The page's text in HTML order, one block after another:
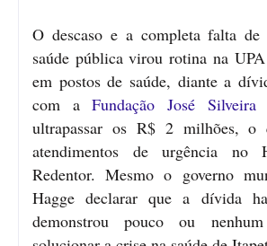
O descaso e a completa falta de
saúde pública virou rotina na
em postos de saúde, diante a
com aFundação José Silveira
ultrapassar os R$ 2 milhões,
atendimentos de urgência no
Redentor. Mesmo o governo
Hagge declarar que a dívida
demonstrou pouco ou